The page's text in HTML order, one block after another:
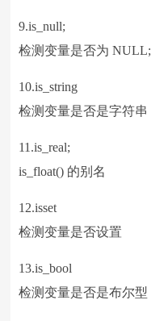
9.is_null;
检测变量是否为 NULL;
10.is_string
检测变量是否是字符串
11.is_real;
is_float() 的别名
12.isset
检测变量是否设置
13.is_bool
检测变量是否是布尔型